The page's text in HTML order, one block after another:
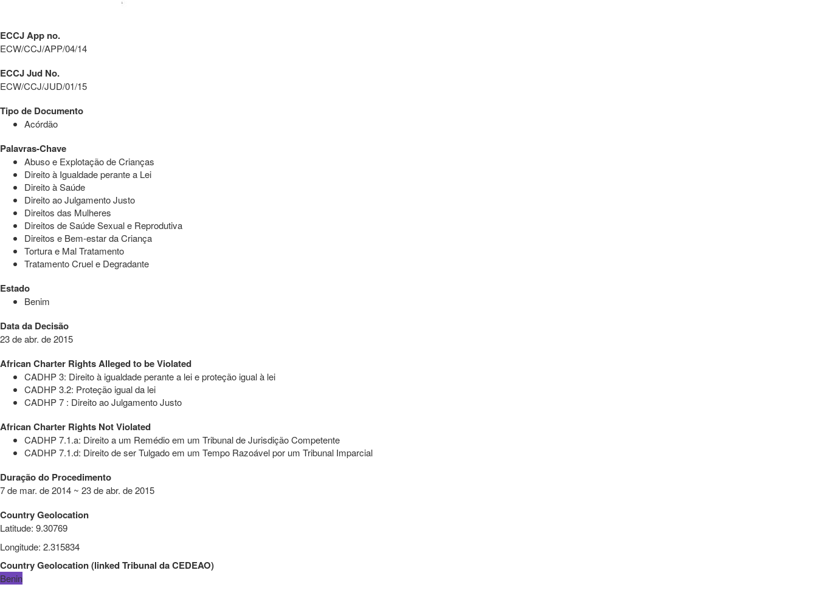
ECCJ App no.
ECW/CCJ/APP/04/14
ECCJ Jud No.
ECW/CCJ/JUD/01/15
Tipo de Documento
Acórdão
Palavras-Chave
Abuso e Explotação de Crianças
Direito à Igualdade perante a Lei
Direito à Saúde
Direito ao Julgamento Justo
Direitos das Mulheres
Direitos de Saúde Sexual e Reprodutiva
Direitos e Bem-estar da Criança
Tortura e Mal Tratamento
Tratamento Cruel e Degradante
Estado
Benim
Data da Decisão
23 de abr. de 2015
African Charter Rights Alleged to be Violated
CADHP 3: Direito à igualdade perante a lei e proteção igual à lei
CADHP 3.2: Proteção igual da lei
CADHP 7 : Direito ao Julgamento Justo
African Charter Rights Not Violated
CADHP 7.1.a: Direito a um Remédio em um Tribunal de Jurisdição Competente
CADHP 7.1.d: Direito de ser Tulgado em um Tempo Razoável por um Tribunal Imparcial
Duração do Procedimento
7 de mar. de 2014 ~ 23 de abr. de 2015
Country Geolocation
Latitude: 9.30769
Longitude: 2.315834
Country Geolocation(linkedTribunal da CEDEAO)
Benin